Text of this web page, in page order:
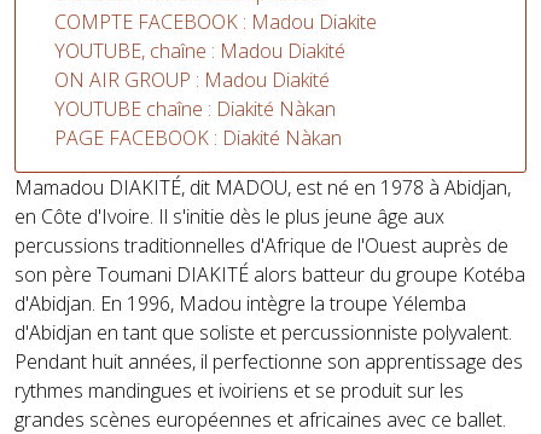
COMPTE FACEBOOK : Madou Diakite
YOUTUBE, chaîne : Madou Diakité
ON AIR GROUP : Madou Diakité
YOUTUBE chaîne : Diakité Nàkan
PAGE FACEBOOK : Diakité Nàkan
Mamadou DIAKITÉ, dit MADOU, est né en 1978 à Abidjan,
en Côte d'Ivoire. Il s'initie dès le plus jeune âge aux
percussions traditionnelles d'Afrique de l'Ouest auprès de
son père Toumani DIAKITÉ alors batteur du groupe Kotéba
d'Abidjan. En 1996, Madou intègre la troupe Yélemba
d'Abidjan en tant que soliste et percussionniste polyvalent.
Pendant huit années, il perfectionne son apprentissage des
rythmes mandingues et ivoiriens et se produit sur les
grandes scènes européennes et africaines avec ce ballet.